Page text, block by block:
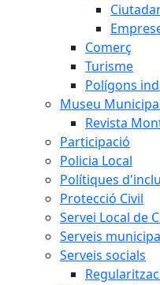
Comerç
Turisme
Polígons
Museu
Revista
Participació
Policia Local
Polítiques
Protecció Civil
Servei Local de
Serveis
Serveis socials